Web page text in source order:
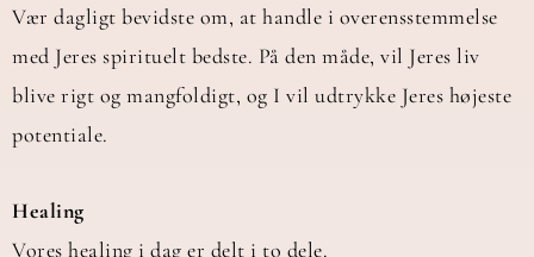
Vær dagligt bevidste om, at handle i overensstemmelse
med Jeres spirituelt bedste. På den måde, vil Jeres liv
blive rigt og mangfoldigt, og I vil udtrykke Jeres højeste
potentiale.
Healing
Vores healing i dag er delt i to dele.